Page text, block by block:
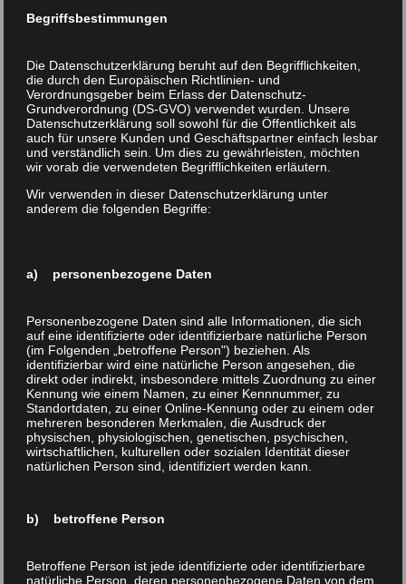
Germany
Haftung für Links:
Unser Angebot enthält Links zu externen Webseiten
Dritter, auf deren Inhalte wir keinen Einfluss haben.
Deshalb können wir für diese fremden Inhalte auch
keine Gewähr übernehmen. Für die Inhalte der
Betreiber der Seiten verantwortlich. Die verlinkten
Inhalte waren zum Zeitpunkt der Verlinkung nicht
erkennbar. Eine permanente inhaltliche Kontrolle
Anhaltspunkte einer Rechtsverletzung nicht
zumutbar. Bei Bekanntwerden von
Rechtsverletzungen werden wir derartige Links
umgehend entfernen.
Haftung für Inhalt:
Die Inhalte unserer Seiten wurden mit größter
Sorgfalt erstellt. Für die Richtigkeit, Vollständigkeit
gemäß § 7 Abs.1 TMG für eigene Inhalte auf diesen
verantwortlich. Nach § 8 bis 10 TMG sind wir als
Begriffsbestimmungen
Die Datenschutzerklärung beruht auf den Begrifflichkeiten,
die durch den Europäischen Richtlinien- und
Verordnungsgeber beim Erlass der Datenschutz-
Grundverordnung (DS-GVO) verwendet wurden. Unsere
Datenschutzerklärung soll sowohl für die Öffentlichkeit als
auch für unsere Kunden und Geschäftspartner einfach lesbar
und verständlich sein. Um dies zu gewährleisten, möchten
wir vorab die verwendeten Begrifflichkeiten erläutern.
Wir verwenden in dieser Datenschutzerklärung unter
anderem die folgenden Begriffe:
a) personenbezogene Daten
Personenbezogene Daten sind alle Informationen, die sich
auf eine identifizierte oder identifizierbare natürliche Person
(im Folgenden „betroffene Person") beziehen. Als
identifizierbar wird eine natürliche Person angesehen, die
direkt oder indirekt, insbesondere mittels Zuordnung zu einer
Kennung wie einem Namen, zu einer Kennnummer, zu
Standortdaten, zu einer Online-Kennung oder zu einem oder
mehreren besonderen Merkmalen, die Ausdruck der
physischen, physiologischen, genetischen, psychischen,
wirtschaftlichen, kulturellen oder sozialen Identität dieser
natürlichen Person sind, identifiziert werden kann.
b) betroffene Person
Betroffene Person ist jede identifizierte oder identifizierbare
natürliche Person, deren personenbezogene Daten von dem